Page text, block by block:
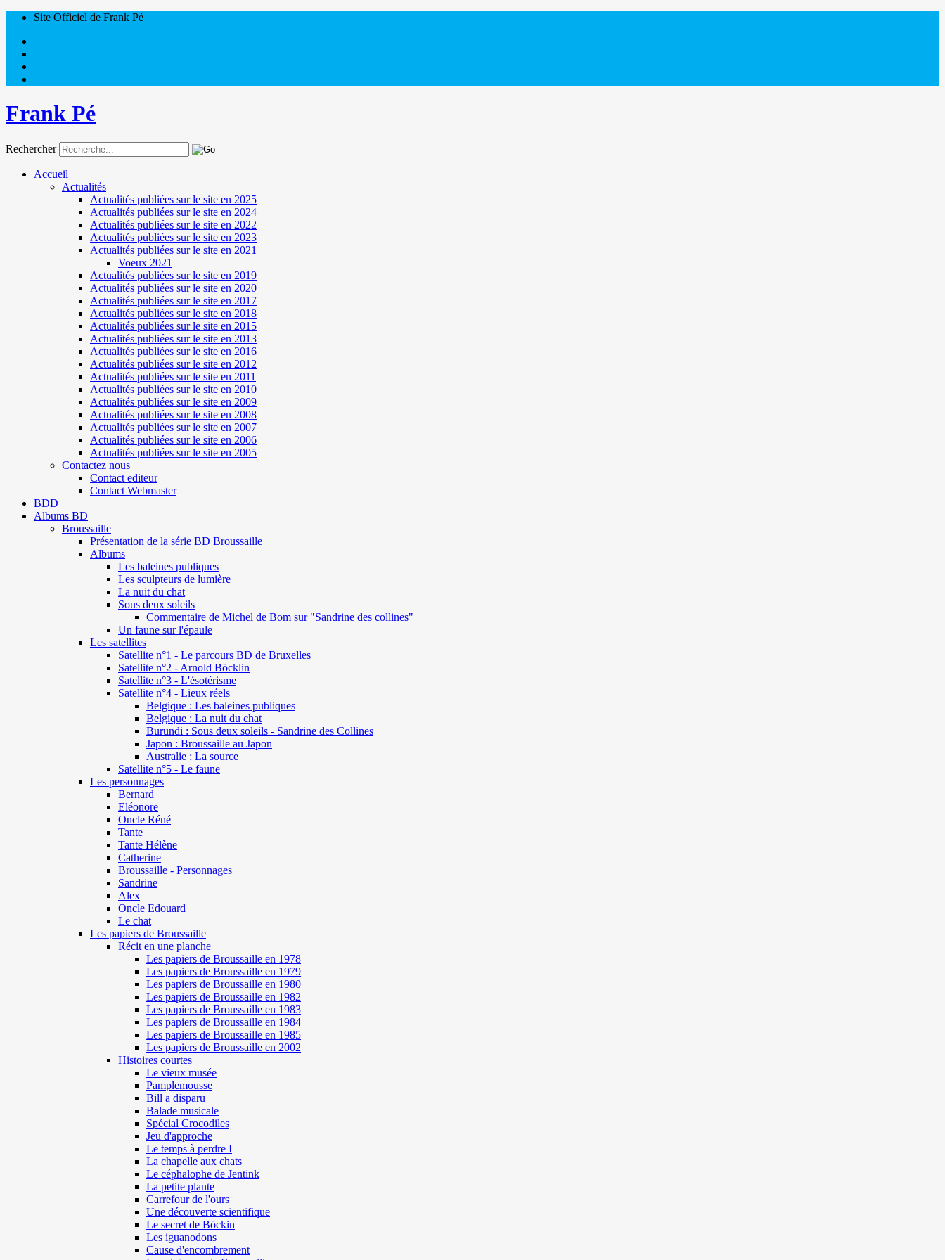
Site Officiel de Frank Pé
Frank Pé
Rechercher
Accueil
Actualités
Actualités publiées sur le site en 2025
Actualités publiées sur le site en 2024
Actualités publiées sur le site en 2022
Actualités publiées sur le site en 2023
Actualités publiées sur le site en 2021
Voeux 2021
Actualités publiées sur le site en 2019
Actualités publiées sur le site en 2020
Actualités publiées sur le site en 2017
Actualités publiées sur le site en 2018
Actualités publiées sur le site en 2015
Actualités publiées sur le site en 2013
Actualités publiées sur le site en 2016
Actualités publiées sur le site en 2012
Actualités publiées sur le site en 2011
Actualités publiées sur le site en 2010
Actualités publiées sur le site en 2009
Actualités publiées sur le site en 2008
Actualités publiées sur le site en 2007
Actualités publiées sur le site en 2006
Actualités publiées sur le site en 2005
Contactez nous
Contact editeur
Contact Webmaster
BDD
Albums BD
Broussaille
Présentation de la série BD Broussaille
Albums
Les baleines publiques
Les sculpteurs de lumière
La nuit du chat
Sous deux soleils
Commentaire de Michel de Bom sur "Sandrine des collines"
Un faune sur l'épaule
Les satellites
Satellite n°1 - Le parcours BD de Bruxelles
Satellite n°2 - Arnold Böcklin
Satellite n°3 - L'ésotérisme
Satellite n°4 - Lieux réels
Belgique : Les baleines publiques
Belgique : La nuit du chat
Burundi : Sous deux soleils - Sandrine des Collines
Japon : Broussaille au Japon
Australie : La source
Satellite n°5 - Le faune
Les personnages
Bernard
Eléonore
Oncle Réné
Tante
Tante Hélène
Catherine
Broussaille - Personnages
Sandrine
Alex
Oncle Edouard
Le chat
Les papiers de Broussaille
Récit en une planche
Les papiers de Broussaille en 1978
Les papiers de Broussaille en 1979
Les papiers de Broussaille en 1980
Les papiers de Broussaille en 1982
Les papiers de Broussaille en 1983
Les papiers de Broussaille en 1984
Les papiers de Broussaille en 1985
Les papiers de Broussaille en 2002
Histoires courtes
Le vieux musée
Pamplemousse
Bill a disparu
Balade musicale
Spécial Crocodiles
Jeu d'approche
Le temps à perdre I
La chapelle aux chats
Le céphalophe de Jentink
La petite plante
Carrefour de l'ours
Une découverte scientifique
Le secret de Böckin
Les iguanodons
Cause d'encombrement